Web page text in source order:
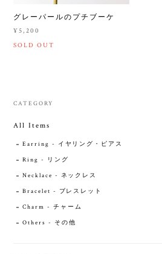
グレーパールのプチブーケ
¥5,200
SOLD OUT
CATEGORY
All Items
Earring - イヤリング・ピアス
Ring - リング
Necklace - ネックレス
Bracelet - ブレスレット
Charm - チャーム
Others - その他